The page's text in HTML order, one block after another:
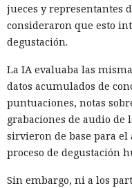
jueces y representantes
consideraron que esto
degustación.
La IA evaluaba las
datos acumulados de
puntuaciones, notas
grabaciones de audio de
sirvieron de base para
proceso de degustación
Sin embargo, ni a los